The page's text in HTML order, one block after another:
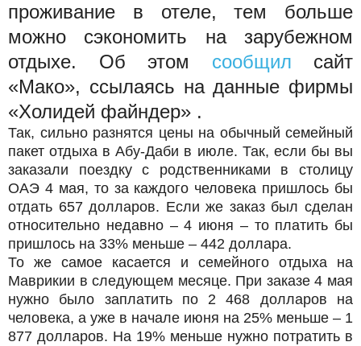
проживание в отеле, тем больше
можно сэкономить на зарубежном
отдыхе. Об этом
сообщил
сайт
«Мако», ссылаясь на данные фирмы
«Холидей файндер» .
Так, сильно разнятся цены на обычный семейный
пакет отдыха в Абу-Даби в июле. Так, если бы вы
заказали поездку с родственниками в столицу
ОАЭ 4 мая, то за каждого человека пришлось бы
отдать 657 долларов. Если же заказ был сделан
относительно недавно – 4 июня – то платить бы
пришлось на 33% меньше – 442 доллара.
То же самое касается и семейного отдыха на
Маврикии в следующем месяце. При заказе 4 мая
нужно было заплатить по 2 468 долларов на
человека, а уже в начале июня на 25% меньше – 1
877 долларов. На 19% меньше нужно потратить в